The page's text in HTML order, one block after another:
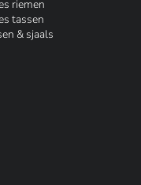
riemen
tassen
& sjaals